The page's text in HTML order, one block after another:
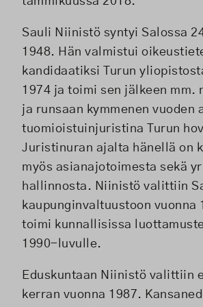
Sauli Niinistö syntyi Salossa
1948. Hän valmistui
kandidaatiksi Turun
1974 ja toimi sen jälkeen mm.
ja runsaan kymmenen vuoden
tuomioistuinjuristina Turun
Juristinuran ajalta hänellä on
myös asianajotoimesta sekä
hallinnosta. Niinistö valittiin
kaupunginvaltuustoon vuonna
toimi kunnallisissa
1990-luvulle.
Eduskuntaan Niinistö valittiin
kerran vuonna 1987.